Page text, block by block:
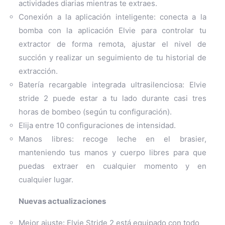
actividades diarias mientras te extraes.
Conexión a la aplicación inteligente: conecta a la
bomba con la aplicación Elvie para controlar tu
extractor de forma remota, ajustar el nivel de
succión y realizar un seguimiento de tu historial de
extracción.
Batería recargable integrada ultrasilenciosa: Elvie
stride 2 puede estar a tu lado durante casi tres
horas de bombeo (según tu configuración).
Elija entre 10 configuraciones de intensidad.
Manos libres: recoge leche en el brasier,
manteniendo tus manos y cuerpo libres para que
puedas extraer en cualquier momento y en
cualquier lugar.
Nuevas actualizaciones
Mejor ajuste: Elvie Stride 2 está equipado con todo